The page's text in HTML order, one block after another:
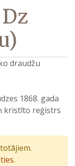
draudžu
1868. gada
kristīto reģistrs
.